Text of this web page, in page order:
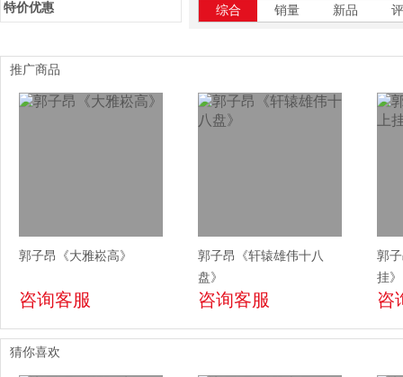
特价优惠 综合 销量 新品
推广商品
郭子昂《大雅崧高》
咨询客服
郭子昂《轩辕雄伟十八
盘》
咨询客服
郭
挂》
咨
猜你喜欢